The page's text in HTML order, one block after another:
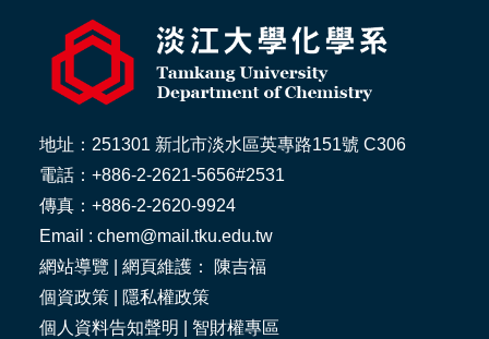
地址：251301 新北市淡水區英專路151號 C306
電話：+886-2-2621-5656#2531
傳真：+886-2-2620-9924
Email : chem@mail.tku.edu.tw
網站導覽 | 網頁維護： 陳吉福
個資政策
隱私權政策
個人資料告知聲明
智財權專區